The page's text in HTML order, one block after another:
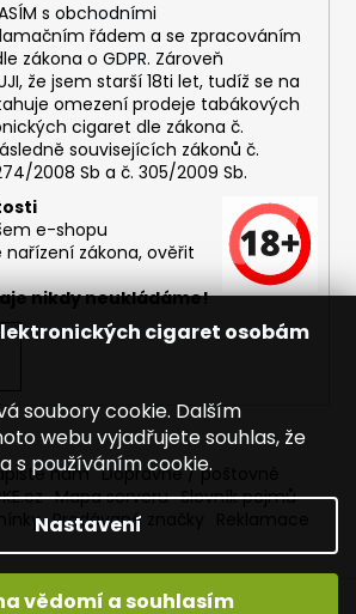
cigaret osobám
soubory cookie. Dalším
webu vyjadřujete souhlas, že
s používáním cookie.
Nastavení
vědomí a souhlasím
s obchodními
řádem a se zpracováním
zákona o GDPR. Zároveň
že jsem starší 18ti let, tudíž se na
omezení prodeje tabákových
cigaret dle zákona č.
souvisejících zákonů č.
2008 Sb a č. 305/2009 Sb.
e-shopu
zákona, ověřit
nikdy neukládáme!
nám Dopravné / poštovné
Mapa serveru Slovník pojmů
Prodávané značky
Vytvořil Shoptet